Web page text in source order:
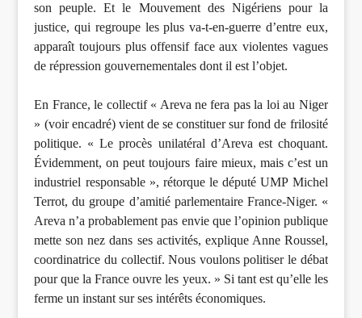
son peuple. Et le Mouvement des Nigériens pour la
justice, qui regroupe les plus va-t-en-guerre d’entre eux,
apparaît toujours plus offensif face aux violentes vagues
de répression gouvernementales dont il est l’objet.
En France, le collectif « Areva ne fera pas la loi au Niger
» (voir encadré) vient de se constituer sur fond de frilosité
politique. « Le procès unilatéral d’Areva est choquant.
Évidemment, on peut toujours faire mieux, mais c’est un
industriel responsable », rétorque le député UMP Michel
Terrot, du groupe d’amitié parlementaire France-Niger. «
Areva n’a probablement pas envie que l’opinion publique
mette son nez dans ses activités, explique Anne Roussel,
coordinatrice du collectif. Nous voulons politiser le débat
pour que la France ouvre les yeux. » Si tant est qu’elle les
ferme un instant sur ses intérêts économiques.